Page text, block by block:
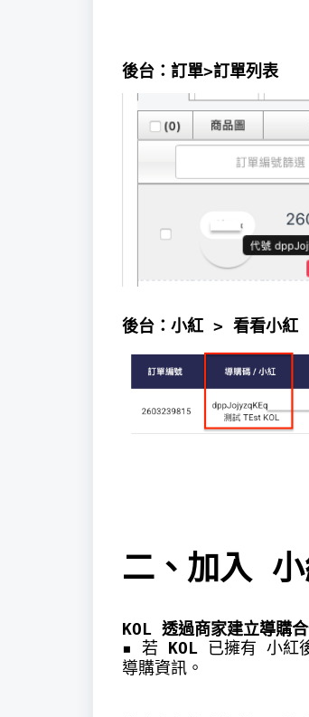
後台：訂單>訂單列表
後台：小紅 > 看看小紅
二、加入
KOL 透過商家建立導購
▪︎ 若 KOL 已擁有 小紅
導購資訊。